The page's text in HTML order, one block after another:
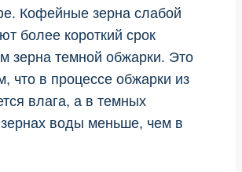
Кофейные зерна слабой
более короткий срок
зерна темной обжарки. Это
что в процессе обжарки из
влага, а в темных
воды меньше, чем в